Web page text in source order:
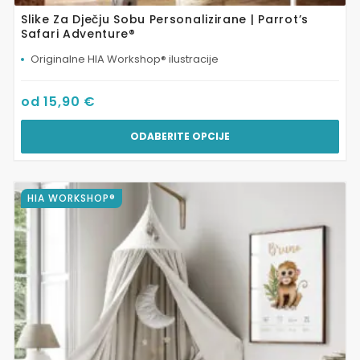
Slike Za Dječju Sobu Personalizirane | Parrot’s
Safari Adventure®
Originalne HIA Workshop® ilustracije
od15,90 €
ODABERITE OPCIJE
HIA WORKSHOP®
Ovaj
proizvod
ima
više
varijanti.
Opcije
se
mogu
odabrati
na